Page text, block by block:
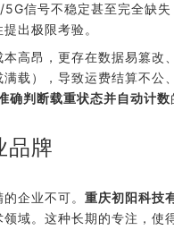
信号不稳定甚至完全缺
出极限考验。
高昂，更存在数据易篡改
载），导致运费结算不公
确判断载重状态并自动计数
品牌
企业不可。 重庆初阳科技
域。这种长期的专注，使